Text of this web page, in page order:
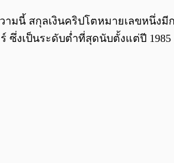
มนี้ สกุลเงินคริปโตหมายเลขหนึ่งมี
ซึ่งเป็นระดับต่ำที่สุดนับตั้งแต่ปี 1985